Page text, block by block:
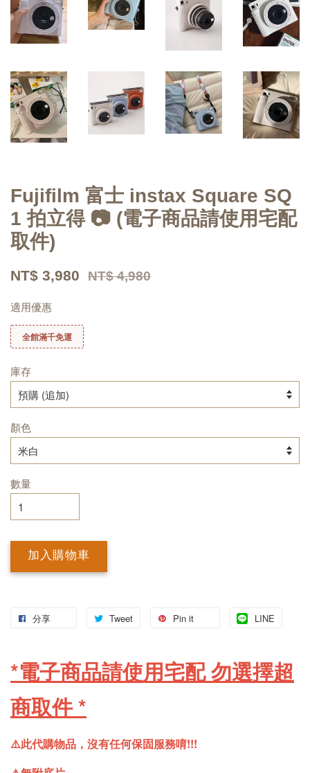
Fujifilm 富士 instax Square SQ
1 拍立得 📷 (電子商品請使用宅配
取件)
NT$ 3,980 NT$ 4,980
適用優惠
全館滿千免運
庫存
顏色
數量
加入購物車
分享 Tweet Pin it LINE
*電子商品請使用宅配 勿選擇超
商取件*
⚠️此代購物品，沒有任何保固服務唷!!!